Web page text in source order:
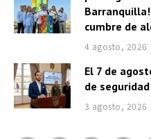
cumbre de
4 agosto, 2026
El 7 de
de
3 agosto, 2026